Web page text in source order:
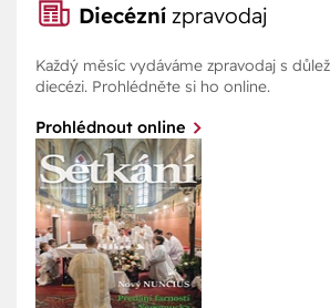
Diecézní zpravodaj
Každý měsíc vydáváme zpravodaj s
diecézi. Prohlédněte si ho online.
Prohlédnout online